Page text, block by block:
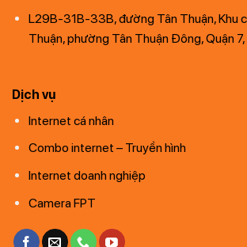
L29B-31B-33B, đường Tân Thuận, Khu
Thuận, phường Tân Thuận Đông, Quận 7,
Dịch vụ
Internet cá nhân
Combo internet – Truyền hình
Internet doanh nghiệp
Camera FPT